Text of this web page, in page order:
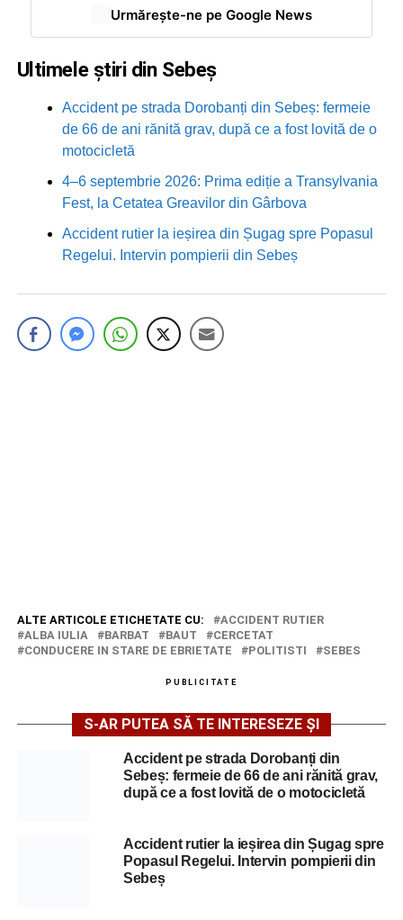
Urmărește-ne pe Google News
Ultimele știri din Sebeș
Accident pe strada Dorobanți din Sebeș: fermeie
de 66 de ani rănită grav, după ce a fost lovită de o
motocicletă
4–6 septembrie 2026: Prima ediție a Transylvania
Fest, la Cetatea Greavilor din Gârbova
Accident rutier la ieșirea din Șugag spre Popasul
Regelui. Intervin pompierii din Sebeș
ALTE ARTICOLE ETICHETATE CU:
ACCIDENT RUTIER
ALBA IULIA
BARBAT BAUT
CERCETAT
CONDUCERE IN STARE DE EBRIETATE
POLITISTI SEBES
PUBLICITATE
S-AR PUTEA SĂ TE INTERESEZE ȘI
Accident pe strada Dorobanți din
Sebeș: fermeie de 66 de ani rănită grav,
după ce a fost lovită de o motocicletă
Accident rutier la ieșirea din Șugag spre
Popasul Regelui. Intervin pompierii din
Sebeș